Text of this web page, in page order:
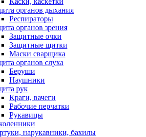
органов дыхания
Респираторы
органов зрения
Защитные очки
Защитные щитки
Маски сварщика
органов слуха
Беруши
Наушники
рук
Краги, вачеги
Рабочие перчатки
Рукавицы
нарукавники, бахилы